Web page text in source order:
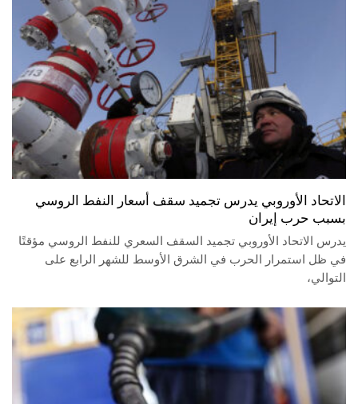
الاتحاد الأوروبي يدرس تجميد سقف أسعار النفط الروسي
بسبب حرب إيران
يدرس الاتحاد الأوروبي تجميد السقف السعري للنفط الروسي مؤقتًا
في ظل استمرار الحرب في الشرق الأوسط للشهر الرابع على
التوالي،